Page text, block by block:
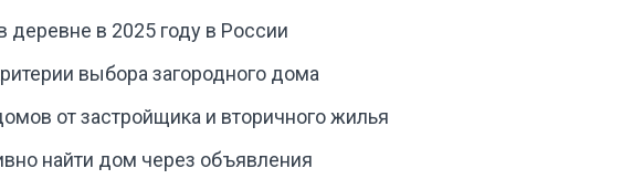
деревне в 2025 году в России
выбора загородного дома
от застройщика и вторичного жилья
найти дом через объявления